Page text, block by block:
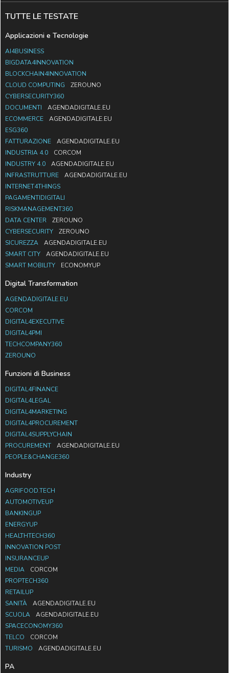
TUTTE LE TESTATE
Applicazioni e Tecnologie
AI4BUSINESS
BIGDATA4INNOVATION
BLOCKCHAIN4INNOVATION
CLOUD COMPUTING
ZEROUNO
CYBERSECURITY360
DOCUMENTI
AGENDADIGITALE.EU
ECOMMERCE
AGENDADIGITALE.EU
ESG360
FATTURAZIONE
AGENDADIGITALE.EU
INDUSTRIA 4.0
CORCOM
INDUSTRY 4.0
AGENDADIGITALE.EU
INFRASTRUTTURE
AGENDADIGITALE.EU
INTERNET4THINGS
PAGAMENTIDIGITALI
RISKMANAGEMENT360
DATA CENTER
ZEROUNO
CYBERSECURITY
ZEROUNO
SICUREZZA
AGENDADIGITALE.EU
SMART CITY
AGENDADIGITALE.EU
SMART MOBILITY
ECONOMYUP
Digital Transformation
AGENDADIGITALE.EU
CORCOM
DIGITAL4EXECUTIVE
DIGITAL4PMI
TECHCOMPANY360
ZEROUNO
Funzioni di Business
DIGITAL4FINANCE
DIGITAL4LEGAL
DIGITAL4MARKETING
DIGITAL4PROCUREMENT
DIGITAL4SUPPLYCHAIN
PROCUREMENT
AGENDADIGITALE.EU
PEOPLE&CHANGE360
Industry
AGRIFOOD.TECH
AUTOMOTIVEUP
BANKINGUP
ENERGYUP
HEALTHTECH360
INNOVATION POST
INSURANCEUP
MEDIA
CORCOM
PROPTECH360
RETAILUP
SANITÀ
AGENDADIGITALE.EU
SCUOLA
AGENDADIGITALE.EU
SPACECONOMY360
TELCO
CORCOM
TURISMO
AGENDADIGITALE.EU
PA